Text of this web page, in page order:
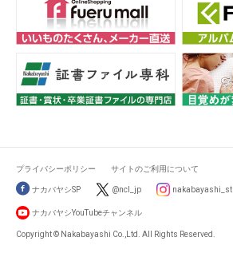
プライバシーポリシー サイトのご利用について
ナカバヤシSP @ncl_jp nakabayashi_st
ナカバヤシYouTubeチャンネル
Copyright © Nakabayashi Co.,Ltd. All Rights Reserved.